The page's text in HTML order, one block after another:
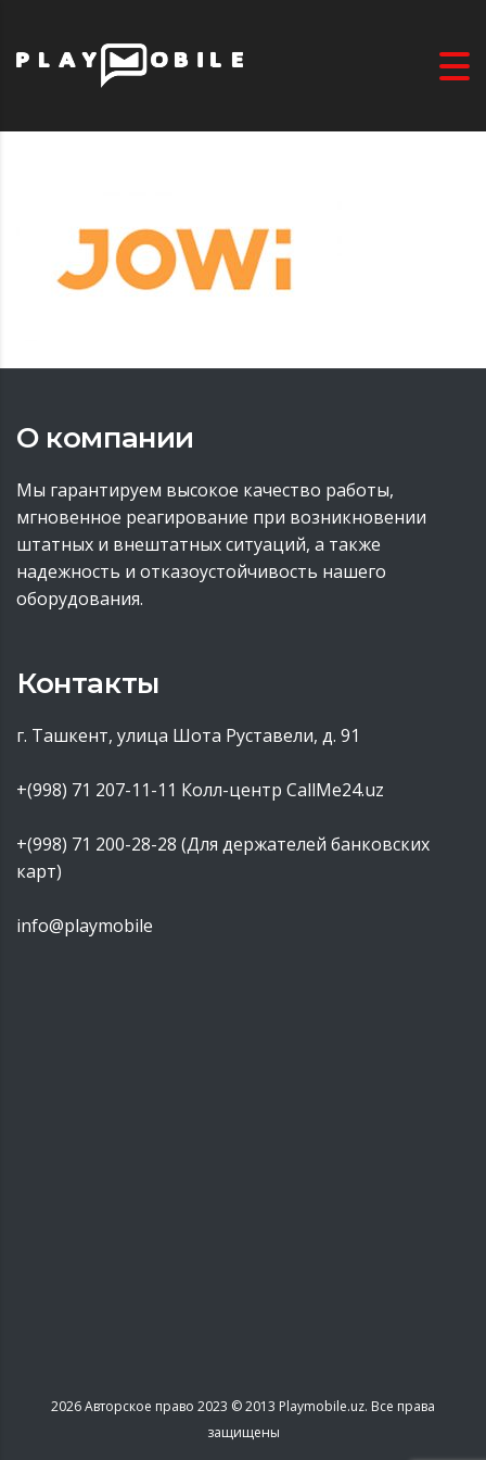
О компании
Мы гарантируем высокое качество работы,
мгновенное реагирование при возникновении
штатных и внештатных ситуаций, а также
надежность и отказоустойчивость нашего
оборудования.
Контакты
г. Ташкент, улица Шота Руставели, д. 91
+(998) 71 207-11-11 Колл-центр CallMe24.uz
+(998) 71 200-28-28 (Для держателей банковских
карт)
info@playmobile
2026Авторское право 2023 © 2013 Playmobile.uz. Все права
защищены